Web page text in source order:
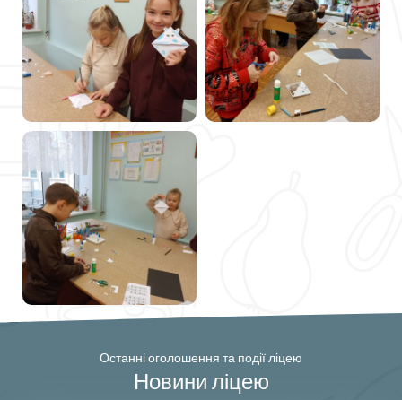
Останні оголошення та події ліцею
Новини ліцею